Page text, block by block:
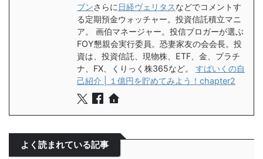
ブンさらに 日経ヴェリタスなどでコメントす
る定期預金ウォッチャー。投資信託積立マニ
ア。 画伯マネージャー。投信ブロガーが選ぶ
FOY懇親会実行委員。恐妻家友の会会長。投
資は、投資信託、現物株、ETF、金、プラチ
ナ、FX、くりっく株365など。 すぱいくの自
己紹介 | １億円を貯めてみよう！chapter2
よく読まれている記事